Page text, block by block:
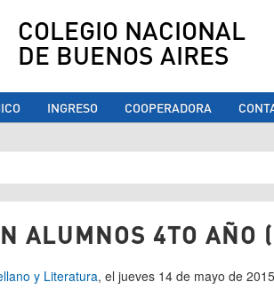
COLEGIO NACIONAL
DE BUENOS AIRES
INGRESO COOPERADORA
usted aquí
ALUMNOS 4TO AÑO
y Literatura, el jueves 14 de mayo de 2015